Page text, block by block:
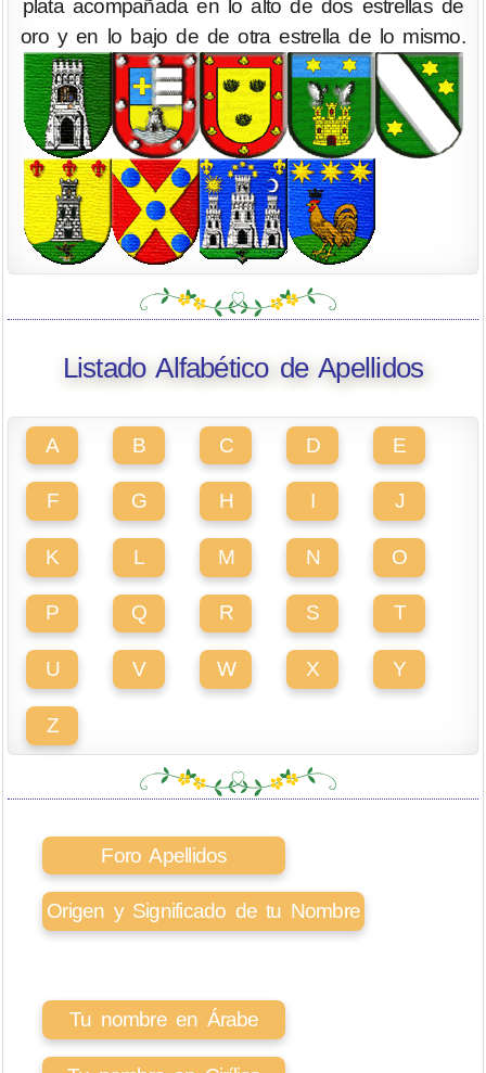
plata acompañada en lo alto de dos estrellas de
oro y en lo bajo de de otra estrella de lo mismo.
Listado Alfabético de Apellidos
A B C D E
F G H I J
K L M N O
P Q R S T
U V W X Y
Z
Foro Apellidos
Origen y Significado de tu Nombre
Tu nombre en Árabe